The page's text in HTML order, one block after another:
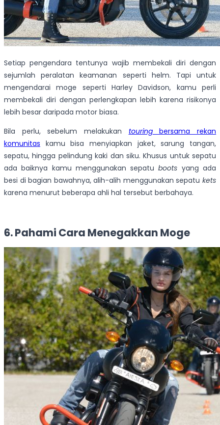
Setiap pengendara tentunya wajib membekali diri dengan
sejumlah peralatan keamanan seperti helm. Tapi untuk
mengendarai moge seperti Harley Davidson, kamu perli
membekali diri dengan perlengkapan lebih karena risikonya
lebih besar daripada motor biasa.
Bila perlu, sebelum melakukan touringbersama rekan
komunitas kamu bisa menyiapkan jaket, sarung tangan,
sepatu, hingga pelindung kaki dan siku. Khusus untuk sepatu
ada baiknya kamu menggunakan sepatuboots yang ada
besi di bagian bawahnya, alih-alih menggunakan sepatu kets
karena menurut beberapa ahli hal tersebut berbahaya.
6. Pahami Cara Menegakkan Moge